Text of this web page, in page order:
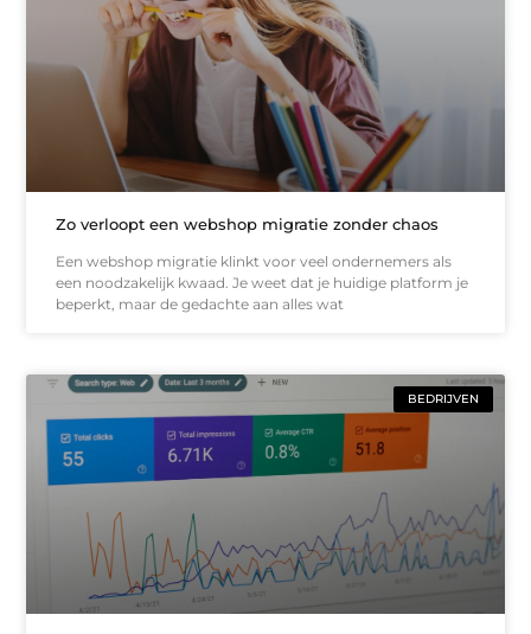
Zo verloopt een webshop migratie zonder chaos
Een webshop migratie klinkt voor veel ondernemers als
een noodzakelijk kwaad. Je weet dat je huidige platform je
beperkt, maar de gedachte aan alles wat
BEDRIJVEN